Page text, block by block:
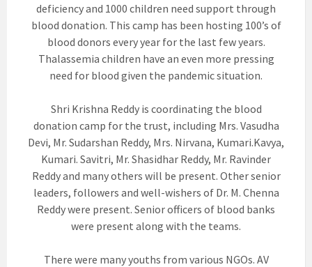
deficiency and 1000 children need support through
blood donation. This camp has been hosting 100’s of
blood donors every year for the last few years.
Thalassemia children have an even more pressing
need for blood given the pandemic situation.
Shri Krishna Reddy is coordinating the blood
donation camp for the trust, including Mrs. Vasudha
Devi, Mr. Sudarshan Reddy, Mrs. Nirvana, Kumari.Kavya,
Kumari. Savitri, Mr. Shasidhar Reddy, Mr. Ravinder
Reddy and many others will be present. Other senior
leaders, followers and well-wishers of Dr. M. Chenna
Reddy were present. Senior officers of blood banks
were present along with the teams.
There were many youths from various NGOs. AV